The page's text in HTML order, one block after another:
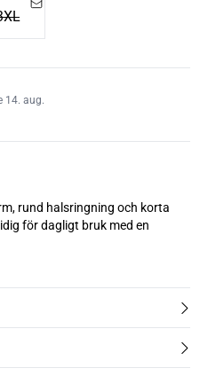
14. aug.
rund halsringning och korta
för dagligt bruk med en